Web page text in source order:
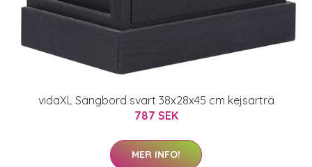
vidaXL Sängbord svart 38x28x45 cm kejsarträ
787 SEK
MER INFO!